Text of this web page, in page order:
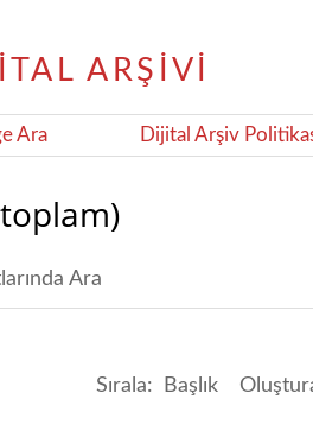
Ara Dijital Arşiv
Ara
Sırala: Başlık